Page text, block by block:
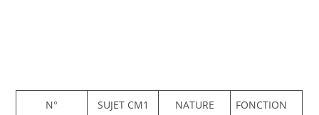
N°
SUJET CM1
NATURE
FONCTION